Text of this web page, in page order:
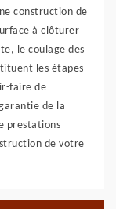
construction de
à clôturer
le coulage des
les étapes
faire de
de la
prestations
de votre